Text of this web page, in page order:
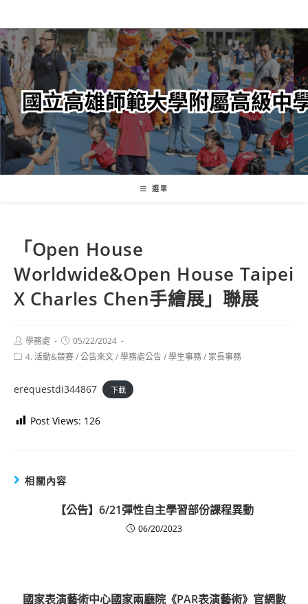
轉
至
主
內
容
選單
「Open House
Worldwide&Open House Taipei
X Charles Chen手繪展」聯展
Post
author:
學務處
Post
published:
05/22/2024
Post4. 活動&競賽/公告來文/學務處公告/學生事務/ 家長事務
erequestdi344867 下載
Post Views: 126
相關內容
【公告】6/21彈性自主學習部份課程異動
06/20/2023
國家表演藝術中心國家兩廳院《PAR表演藝術》官網數